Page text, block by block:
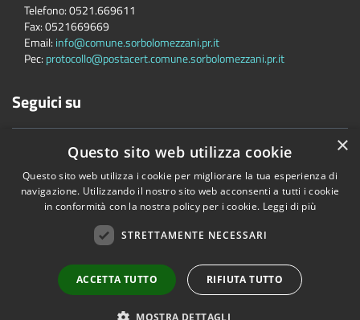
Telefono:0521.669611
Fax:0521669669
Email: info@comune.sorbolomezzani.pr.it
Pec: protocollo@postacert.comune.sorbolomezzani.pr.it
Seguici su
Accessibilità
Municipium•Accesso redazione
×
Questo sito web utilizza cookie
Questo sito web utilizza i cookie per migliorare la tua esperienza di
navigazione. Utilizzando il nostro sito web acconsenti a tutti i cookie
in conformità con la nostra policy per i cookie. Leggi di più
STRETTAMENTE NECESSARI
ACCETTA TUTTO RIFIUTA TUTTO
MOSTRA DETTAGLI